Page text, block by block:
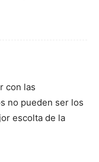
con las
no pueden ser los
escolta de la